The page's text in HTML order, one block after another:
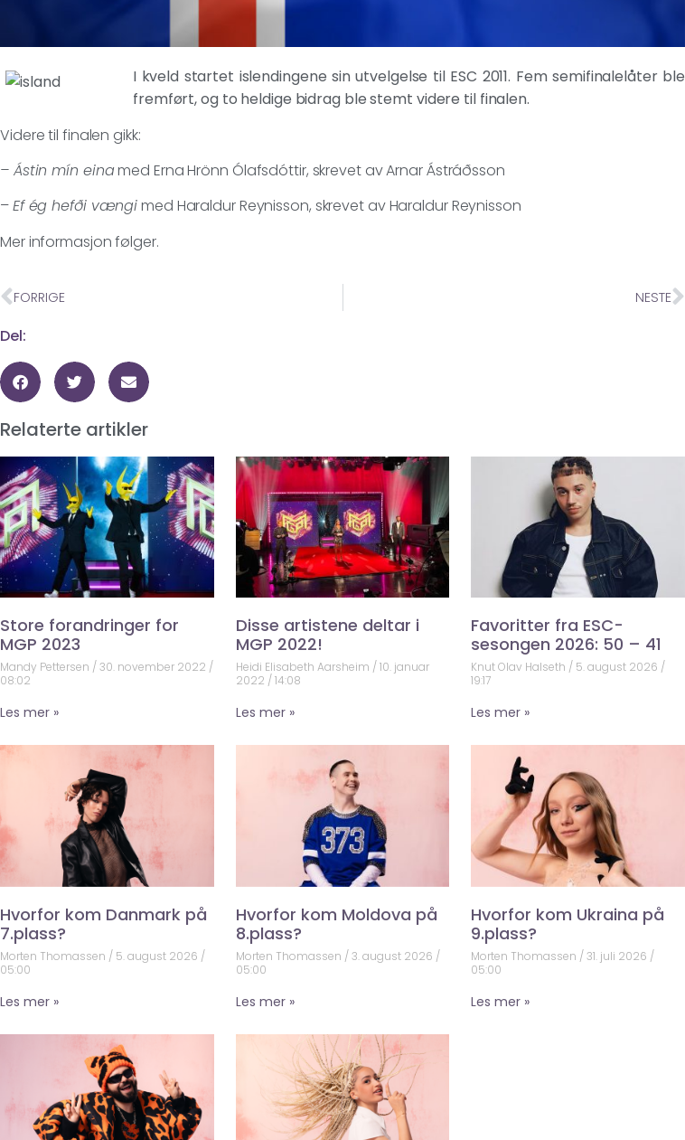
I kveld startet islendingene sin utvelgelse til ESC 2011. Fem semifinalelåter ble
fremført, og to heldige bidrag ble stemt videre til finalen.
Videre til finalen gikk:
– Ástin mín einamed Erna Hrönn Ólafsdóttir, skrevet av Arnar Ástráðsson
–Ef ég hefði vængimed Haraldur Reynisson, skrevet av Haraldur Reynisson
Mer informasjon følger.
FORRIGE NESTE
Del:
Relaterte artikler
Store forandringer for
MGP 2023
Mandy Pettersen
30. november 2022
08:02
Les mer »
Disse artistene deltar i
MGP 2022!
Heidi Elisabeth Aarsheim 10. januar
2022 14:08
Les mer »
Favoritter fra ESC-
sesongen 2026: 50 – 41
Knut Olav Halseth
5. august 2026
19:17
Les mer »
Hvorfor kom Danmark på
7.plass?
Morten Thomassen
5. august 2026
05:00
Les mer »
Hvorfor kom Moldova på
8.plass?
Morten Thomassen 3. august 2026
05:00
Les mer »
Hvorfor kom Ukraina på
9.plass?
Morten Thomassen
31. juli 2026
05:00
Les mer »